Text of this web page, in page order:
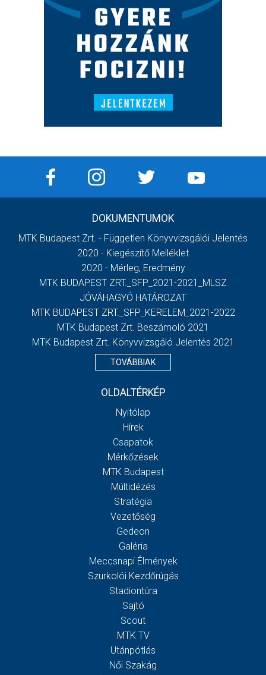
DOKUMENTUMOK
MTK Budapest Zrt. - Független Könyvvizsgálói Jelentés
2020 - Kiegészítő Melléklet
2020 - Mérleg, Eredmény
MTK BUDAPEST ZRT._SFP_2021-2021_MLSZ
JÓVÁHAGYÓ HATÁROZAT
MTK BUDAPEST ZRT._SFP_KERELEM_2021-2022
MTK Budapest Zrt. Beszámoló 2021
MTK Budapest Zrt. Könyvvizsgáló Jelentés 2021
TOVÁBBIAK
OLDALTÉRKÉP
Nyitólap
Hírek
Csapatok
Mérkőzések
MTK Budapest
Múltidézés
Stratégia
Vezetőség
Gedeon
Galéria
Meccsnapi Élmények
Szurkolói Kezdőrúgás
Stadiontúra
Sajtó
Scout
MTK TV
Utánpótlás
Női Szakág